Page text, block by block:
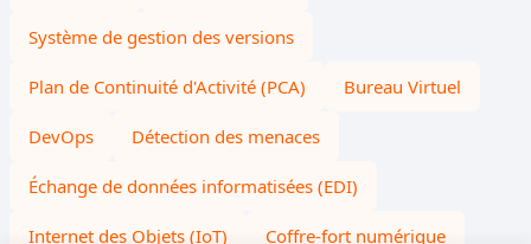
Système de gestion des versions
Plan de Continuité d'Activité (PCA) Bureau Virtuel
DevOps Détection des menaces
Échange de données informatisées (EDI)
Internet des Objets (IoT) Coffre-fort numérique